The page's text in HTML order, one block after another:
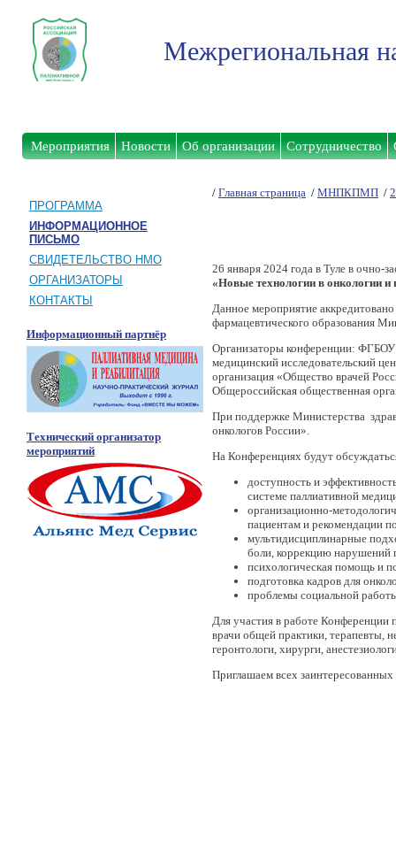
Межрегиональная
Мероприятия Новости Об организации Сотрудничество
ПРОГРАММА
ИНФОРМАЦИОННОЕ
ПИСЬМО
СВИДЕТЕЛЬСТВО НМО
ОРГАНИЗАТОРЫ
КОНТАКТЫ
Информационный партнёр
Технический организатор
мероприятий
/ Главная страница / МНПКПМП /
26 января 2024 года в Туле в очно-
«Новые технологии в онкологии
Данное мероприятие
фармацевтического образования
Организаторы конференции:
медицинский исследовательский
организация «Общество врачей
Общероссийская общественная
При поддержке Министерства
онкологов России».
На Конференциях будут
доступность и
системе паллиативной
организационно-
пациентам и рекомендации
мультидисциплинарные
боли, коррекцию нарушений
психологическая помощь и
подготовка кадров для
проблемы социальной
Для участия в работе Конференции
врачи общей практики, терапевты,
геронтологи, хирурги,
Приглашаем всех